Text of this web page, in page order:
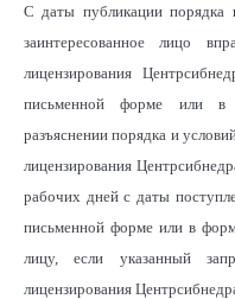
С даты публикации порядка
заинтересованное лицо
лицензирования
письменной форме или в
разъяснении порядка и
лицензирования
рабочих дней с даты
письменной форме или в
лицу, если указанный
лицензирования